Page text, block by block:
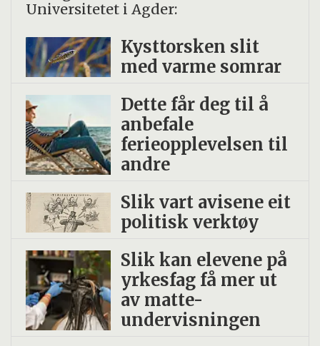
Universitetet i Agder:
Kysttorsken slit
med varme somrar
Dette får deg til å
anbefale
ferieopplevelsen til
andre
Slik vart avisene eit
politisk verktøy
Slik kan elevene på
yrkesfag få mer ut
av matte-
undervisningen